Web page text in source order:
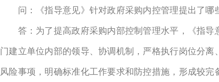
问：《指导意见》针对政府采购内控管理提出了哪
答：为了提高政府采购内部控制管理水平，《指导
门建立单位内部的领导、协调机制，严格执行岗位分
风险事项，明确标准化工作要求和防控措施，形成较